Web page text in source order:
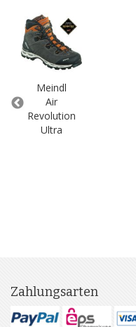
Meindl
Air
Revolution
Ultra
Zahlungsarten